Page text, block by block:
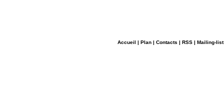
Accueil | Plan | Contacts | RSS | Mailing-list